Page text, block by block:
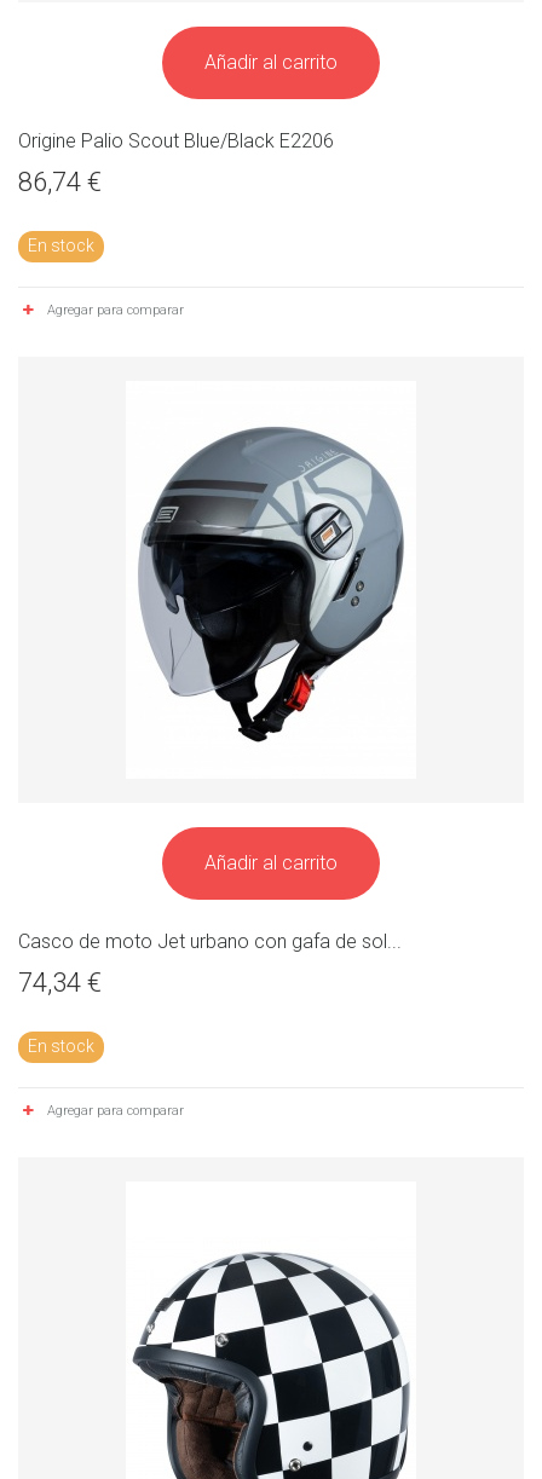
Añadir al carrito
Origine Palio Scout Blue/Black E2206
86,74 €
En stock
Agregar para comparar
Añadir al carrito
Casco de moto Jet urbano con gafa de sol...
74,34 €
En stock
Agregar para comparar